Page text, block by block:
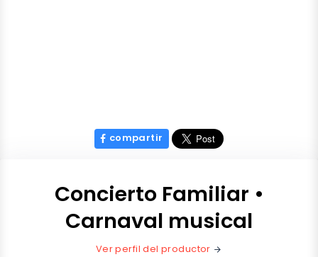
compartir
Concierto Familiar •
Carnaval musical
Ver perfil del productor arrow_forward